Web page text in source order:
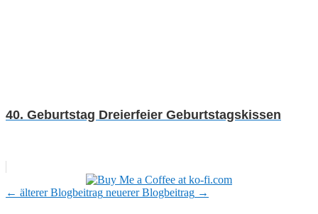
40. Geburtstag Dreierfeier Geburtstagskissen
← älterer Blogbeitrag neuerer Blogbeitrag →